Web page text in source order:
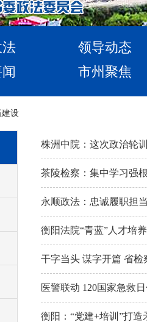
领导动态
市州聚焦
建设
株洲中院：这次政治轮
茶陵检察：集中学习强
永顺政法：忠诚履职担
衡阳法院“青蓝”人才培
干字当头 谋字开篇 省
医警联动 120国家急救
衡阳：“党建+培训”打